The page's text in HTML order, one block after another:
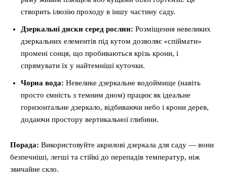
створить ілюзію проходу в іншу частину саду.
Дзеркальні диски серед рослин: Розміщення невеликих
дзеркальних елементів під кутом дозволяє «спіймати»
промені сонця, що пробиваються крізь крони, і
спрямувати їх у найтемніші куточки.
Чорна вода: Невелике дзеркальне водоймище (навіть
просто ємність з темним дном) працює як ідеальне
горизонтальне дзеркало, відбиваючи небо і крони дерев,
додаючи простору вертикальної глибини.
Порада: Використовуйте акрилові дзеркала для саду — вони
безпечніші, легші та стійкі до перепадів температур, ніж
звичайне скло.